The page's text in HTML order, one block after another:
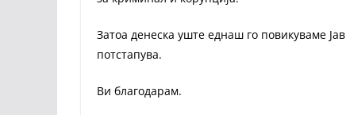
Затоа денеска уште еднаш го повикуваме
потстапува.
Ви благодарам.